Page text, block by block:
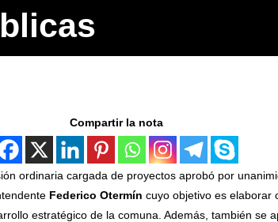
Compartir la nota
ordinaria cargada de proyectos aprobó por
Federico Otermín cuyo objetivo es elaborar
estratégico de la comuna. Además, también se